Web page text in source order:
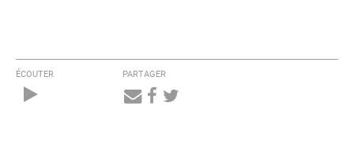
ÉCOUTER PARTAGER